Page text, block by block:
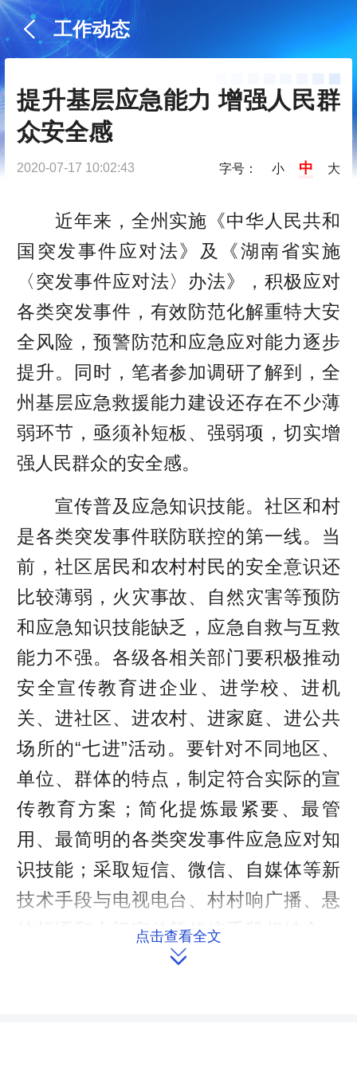
工作动态
提升基层应急能力 增强人民群
众安全感
2020-07-17 10:02:43 字号： 小 中 大
近年来，全州实施《中华人民共和
国突发事件应对法》及《湖南省实施
〈突发事件应对法〉办法》，积极应对
各类突发事件，有效防范化解重特大安
全风险，预警防范和应急应对能力逐步
提升。同时，笔者参加调研了解到，全
州基层应急救援能力建设还存在不少薄
弱环节，亟须补短板、强弱项，切实增
强人民群众的安全感。
宣传普及应急知识技能。社区和村
是各类突发事件联防联控的第一线。当
前，社区居民和农村村民的安全意识还
比较薄弱，火灾事故、自然灾害等预防
和应急知识技能缺乏，应急自救与互救
能力不强。各级各相关部门要积极推动
安全宣传教育进企业、进学校、进机
关、进社区、进农村、进家庭、进公共
场所的“七进”活动。要针对不同地区、
单位、群体的特点，制定符合实际的宣
传教育方案；简化提炼最紧要、最管
用、最简明的各类突发事件应急应对知
识技能；采取短信、微信、自媒体等新
技术手段与电视电台、村村响广播、悬
挂标语和上门宣传等传统手段相结合，
增强宣传普及的针对性、有效性和知晓
点击查看全文
